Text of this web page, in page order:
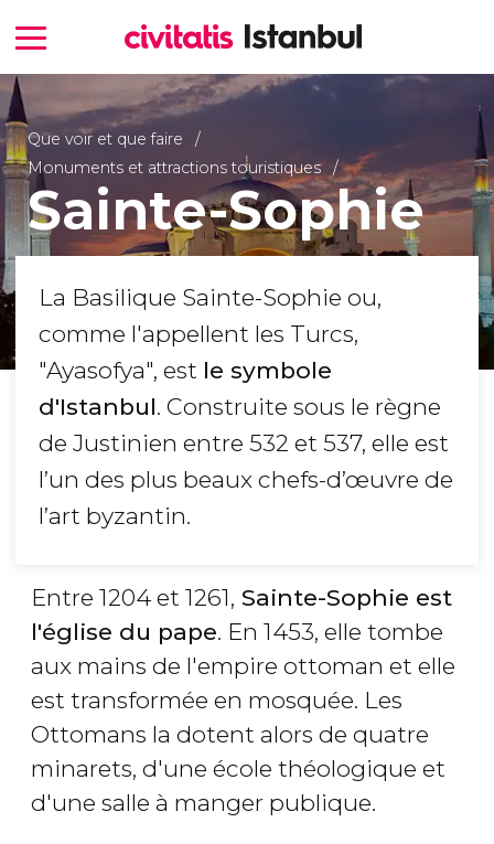
Que voir et que faire
Monuments et attractions touristiques
Sainte-Sophie
La Basilique Sainte-Sophie ou,
comme l'appellent les Turcs,
"Ayasofya", est le symbole
d'Istanbul. Construite sous le règne
de Justinien entre 532 et 537, elle est
l’un des plus beaux chefs-d’œuvre de
l’art byzantin.
Entre 1204 et 1261, Sainte-Sophie est
l'église du pape. En 1453, elle tombe
aux mains de l'empire ottoman et elle
est transformée en mosquée. Les
Ottomans la dotent alors de quatre
minarets, d'une école théologique et
d'une salle à manger publique.